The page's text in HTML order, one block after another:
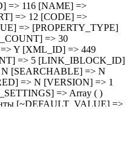
=> 116 [NAME] =>
=> 12 [CODE] =>
=> [PROPERTY_TYPE]
=> 30
Y [XML_ID] => 449
=> 5 [LINK_IBLOCK_ID]
[SEARCHABLE] => N
=> N [VERSION] => 1
=> Array ( )
[~DEFAULT_VALUE] =>
=> [VALUE_SORT]
=>
=> [~VALUE] => )